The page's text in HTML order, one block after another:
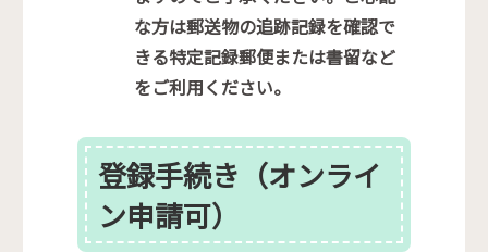
な方は郵送物の追跡記録を確認で
きる特定記録郵便または書留など
をご利用ください。
登録手続き（オンライ
ン申請可）